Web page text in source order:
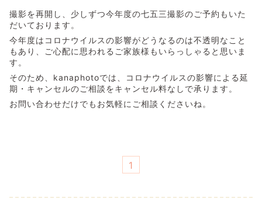
撮影を再開し、少しずつ今年度の七五三撮影のご予約もいた
だいております。
今年度はコロナウイルスの影響がどうなるのは不透明なこと
もあり、ご心配に思われるご家族様もいらっしゃると思いま
す。
そのため、kanaphotoでは、コロナウイルスの影響による延
期・キャンセルのご相談をキャンセル料なしで承ります。
お問い合わせだけでもお気軽にご相談くださいね。
1